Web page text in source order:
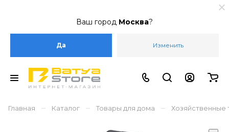
Ваш город Москва?
Да Изменить
Главная – Каталог – Товары для дома – Хозяйственные